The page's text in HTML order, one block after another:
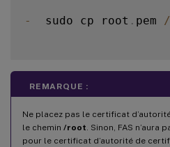
-
  sudo cp root
. pem /
REMARQUE :
Ne placez pas le certificat
le chemin /root . Sinon, FAS
pour le certificat d’autorité de